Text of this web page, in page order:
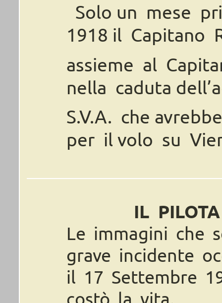
Solo un mese
1918 il Capitano
assieme al
nella caduta
S.V.A. che avrebbe
per il volo su
IL
Le immagini che
grave incidente
il 17 Settembre
costò la vita.